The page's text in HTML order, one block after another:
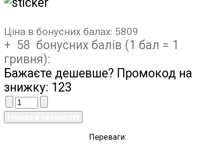
Ціна в бонусних балах: 5809
+ 58 бонусних балів (1 бал = 1
гривня):
Бажаєте дешевше? Промокод на
знижку: 123
Переваги: